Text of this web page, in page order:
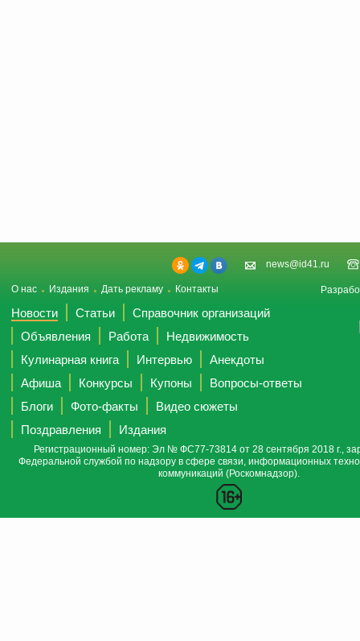
news@id41.ru
О нас Издания Дать рекламу Контакты
Новости Статьи
Справочник организаций
Объявления
Работа
Недвижимость
Кулинарная книга
Интервью
Анекдоты
Афиша
Конкурсы Купоны
Вопросы-ответы
Блоги
Фото-факты
Видео сюжеты
Поздравления
Издания
Регистрационный номер: Эл № ФС77-73814 от 28 сентября 2018 г.,
Федеральной службой по надзору в сфере связи, информационных
коммуникаций (Роскомнадзор).